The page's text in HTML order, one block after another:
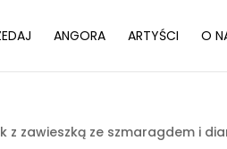
ANGORA ARTYŚCI O
z zawieszką ze szmaragdem i